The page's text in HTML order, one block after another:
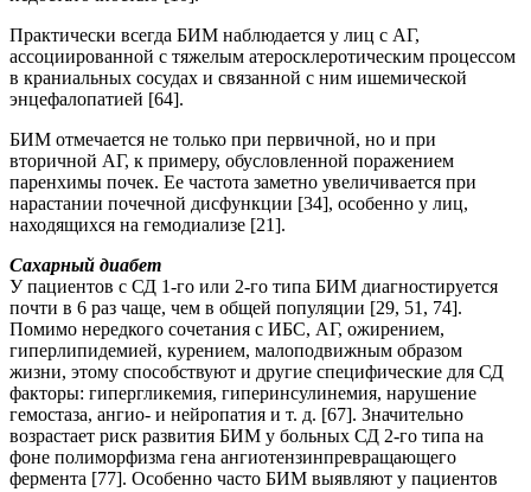
Практически всегда БИМ наблюдается у лиц с АГ,
ассоциированной с тяжелым атеросклеротическим процессом
в краниальных сосудах и связанной с ним ишемической
энцефалопатией [64].
БИМ отмечается не только при первичной, но и при
вторичной АГ, к примеру, обусловленной поражением
паренхимы почек. Ее частота заметно увеличивается при
нарастании почечной дисфункции [34], особенно у лиц,
находящихся на гемодиализе [21].
Сахарный диабет
У пациентов с СД 1-го или 2-го типа БИМ диагностируется
почти в 6 раз чаще, чем в общей популяции [29, 51, 74].
Помимо нередкого сочетания с ИБС, АГ, ожирением,
гиперлипидемией, курением, малоподвижным образом
жизни, этому способствуют и другие специфические для СД
факторы: гипергликемия, гиперинсулинемия, нарушение
гемостаза, ангио- и нейропатия и т. д. [67]. Значительно
возрастает риск развития БИМ у больных СД 2-го типа на
фоне полиморфизма гена ангиотензинпревращающего
фермента [77]. Особенно часто БИМ выявляют у пациентов